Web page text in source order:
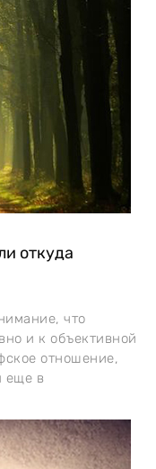
откуда
что
и к объективной
отношение,
еще в